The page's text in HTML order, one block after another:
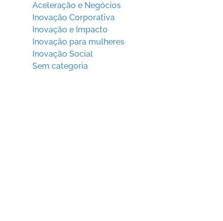
Aceleração e Negócios
Inovação Corporativa
Inovação e Impacto
Inovação para mulheres
Inovação Social
Sem categoria